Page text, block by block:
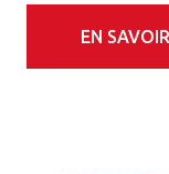
EN